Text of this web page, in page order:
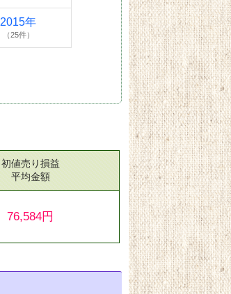
2015年
（25件）
初値売り損益
平均金額
76,584円